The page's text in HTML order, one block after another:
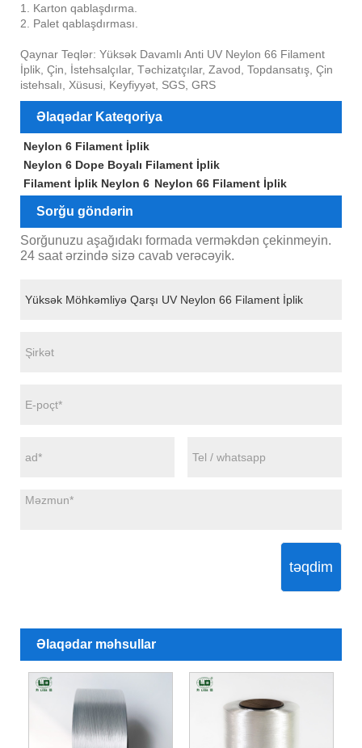
1. Karton qablaşdırma.
2. Palet qablaşdırması.
Qaynar Teqlər: Yüksək Davamlı Anti UV Neylon 66 Filament
İplik, Çin, İstehsalçılar, Təchizatçılar, Zavod, Topdansatış, Çin
istehsalı, Xüsusi, Keyfiyyət, SGS, GRS
Əlaqədar Kateqoriya
Neylon 6 Filament İplik
Neylon 6 Dope Boyalı Filament İplik
Filament İplik Neylon 6 Neylon 66 Filament İplik
Sorğu göndərin
Sorğunuzu aşağıdakı formada verməkdən çekinmeyin.
24 saat ərzində sizə cavab verəcəyik.
təqdim
Əlaqədar məhsullar